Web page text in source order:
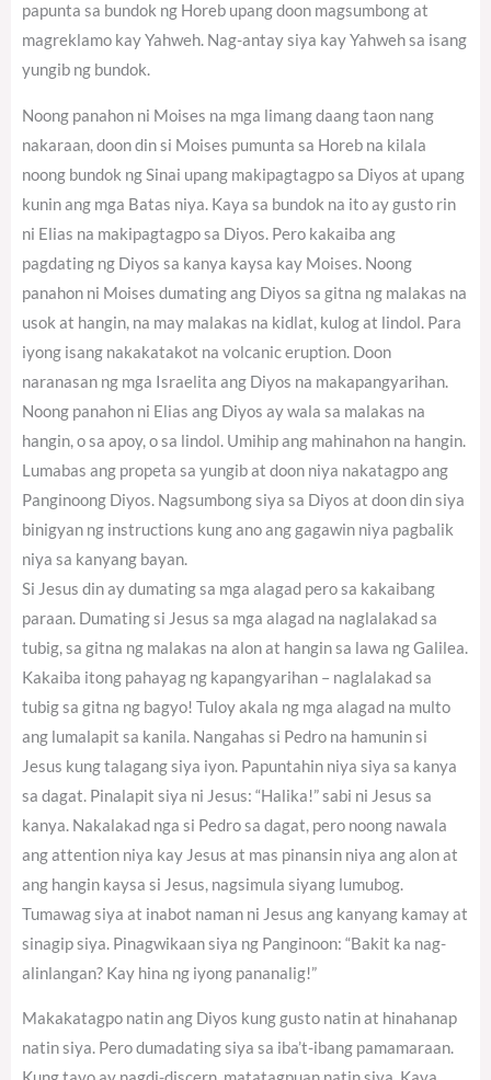
papunta sa bundok ng Horeb upang doon magsumbong at
magreklamo kay Yahweh. Nag-antay siya kay Yahweh sa isang
yungib ng bundok.
Noong panahon ni Moises na mga limang daang taon nang
nakaraan, doon din si Moises pumunta sa Horeb na kilala
noong bundok ng Sinai upang makipagtagpo sa Diyos at upang
kunin ang mga Batas niya. Kaya sa bundok na ito ay gusto rin
ni Elias na makipagtagpo sa Diyos. Pero kakaiba ang
pagdating ng Diyos sa kanya kaysa kay Moises. Noong
panahon ni Moises dumating ang Diyos sa gitna ng malakas na
usok at hangin, na may malakas na kidlat, kulog at lindol. Para
iyong isang nakakatakot na volcanic eruption. Doon
naranasan ng mga Israelita ang Diyos na makapangyarihan.
Noong panahon ni Elias ang Diyos ay wala sa malakas na
hangin, o sa apoy, o sa lindol. Umihip ang mahinahon na hangin.
Lumabas ang propeta sa yungib at doon niya nakatagpo ang
Panginoong Diyos. Nagsumbong siya sa Diyos at doon din siya
binigyan ng instructions kung ano ang gagawin niya pagbalik
niya sa kanyang bayan.
Si Jesus din ay dumating sa mga alagad pero sa kakaibang
paraan. Dumating si Jesus sa mga alagad na naglalakad sa
tubig, sa gitna ng malakas na alon at hangin sa lawa ng Galilea.
Kakaiba itong pahayag ng kapangyarihan – naglalakad sa
tubig sa gitna ng bagyo! Tuloy akala ng mga alagad na multo
ang lumalapit sa kanila. Nangahas si Pedro na hamunin si
Jesus kung talagang siya iyon. Papuntahin niya siya sa kanya
sa dagat. Pinalapit siya ni Jesus: “Halika!” sabi ni Jesus sa
kanya. Nakalakad nga si Pedro sa dagat, pero noong nawala
ang attention niya kay Jesus at mas pinansin niya ang alon at
ang hangin kaysa si Jesus, nagsimula siyang lumubog.
Tumawag siya at inabot naman ni Jesus ang kanyang kamay at
sinagip siya. Pinagwikaan siya ng Panginoon: “Bakit ka nag-
alinlangan? Kay hina ng iyong pananalig!”
Makakatagpo natin ang Diyos kung gusto natin at hinahanap
natin siya. Pero dumadating siya sa iba’t-ibang pamamaraan.